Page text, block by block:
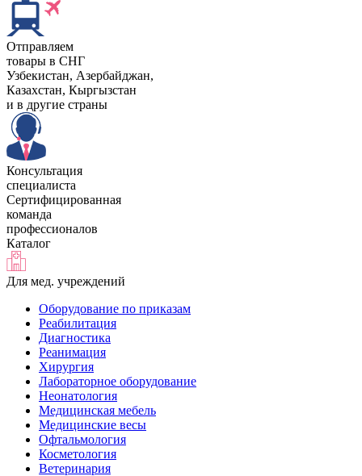
Отправляем
товары в СНГ
Узбекистан, Aзербайджан,
Казахстан, Кыргызстан
и в другие страны
Консультация
специалиста
Сертифицированная
команда
профессионалов
Каталог
Для мед. учреждений
Оборудование по приказам
Реабилитация
Диагностика
Реанимация
Хирургия
Лабораторное оборудование
Неонатология
Медицинская мебель
Медицинские весы
Офтальмология
Косметология
Ветеринария